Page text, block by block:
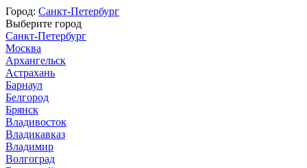
Город: Санкт-Петербург
Выберите город
Санкт-Петербург
Москва
Архангельск
Астрахань
Барнаул
Белгород
Брянск
Владивосток
Владикавказ
Владимир
Волгоград